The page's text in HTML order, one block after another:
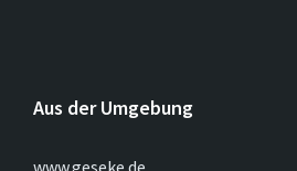
Aus der Umgebung
www.geseke.de